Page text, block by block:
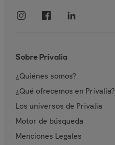
Sobre Privalia
¿Quiénes somos?
¿Qué ofrecemos en Privalia?
Los universos de Privalia
Motor de búsqueda
Menciones Legales